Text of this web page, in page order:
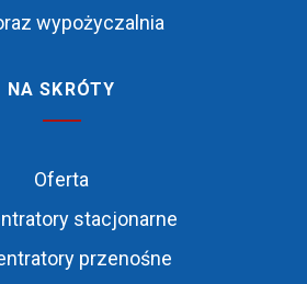
wypożyczalnia
NA SKRÓTY
Oferta
stacjonarne
przenośne